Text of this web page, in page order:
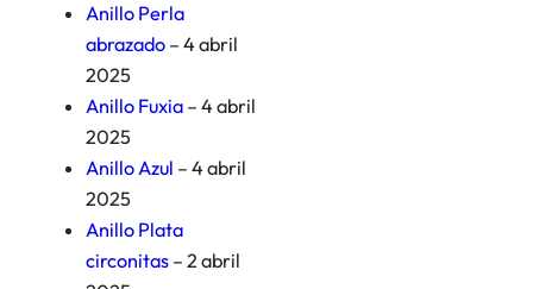
Anillo Perla
abrazado – 4 abril
2025
Anillo Fuxia – 4 abril
2025
Anillo Azul – 4 abril
2025
Anillo Plata
circonitas – 2 abril